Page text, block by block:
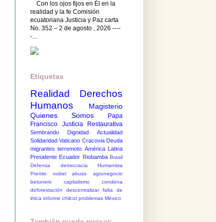
Con los ojos fijos en Él en la
realidad y la fe Comisión
ecuatoriana Justicia y Paz carta
No. 352 – 2 de agosto , 2026 ----
-...
Etiquetas
Realidad
Derechos
Humanos
Magisterio
Quienes Somos
Papa
Francisco
Justicia Restaurativa
Sembrando Dignidad
Actualidad
Solidaridad Vaticano Cracovia Deuda
migrantes terremoto América Latina
Presidente Ecuador Riobamba Brasil
Defensa democracia
Humanista
Premio nobel
abuso
agronegocio
betunero
capitalismo
condena
deforestación
descentralizar
falta de
ética informe chilcot problemas México